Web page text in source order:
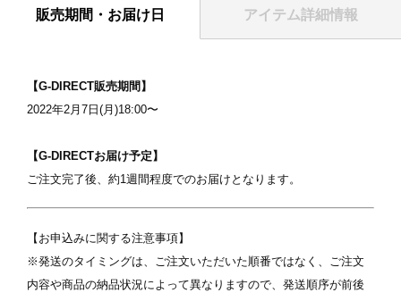
販売期間・お届け日 アイテム詳細情報
【G-DIRECT販売期間】
2022年2月7日(月)18:00〜
【G-DIRECTお届け予定】
ご注文完了後、約1週間程度でのお届けとなります。
【お申込みに関する注意事項】
※発送のタイミングは、ご注文いただいた順番ではなく、ご注文
内容や商品の納品状況によって異なりますので、発送順序が前後
写真を選択